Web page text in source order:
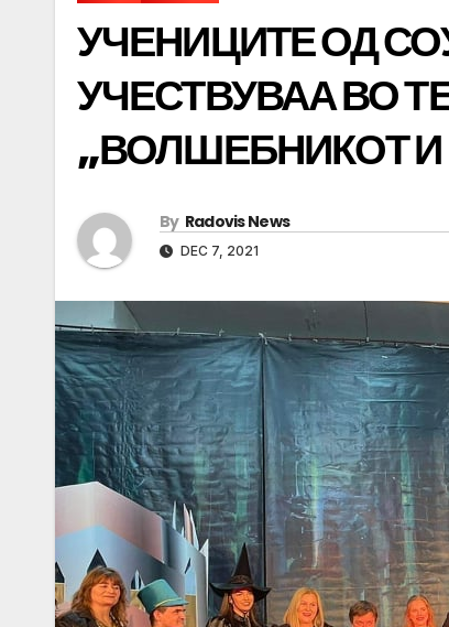
УЧЕНИЦИТЕ ОД
УЧЕСТВУВАА ВО
„ВОЛШЕБНИКОТ И
By Radovis News
DEC 7, 2021